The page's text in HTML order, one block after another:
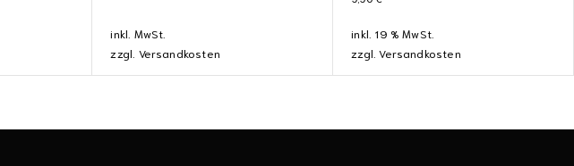
inkl. MwSt.
zzgl. Versandkosten
inkl. 19 % MwSt.
zzgl.Versandkosten